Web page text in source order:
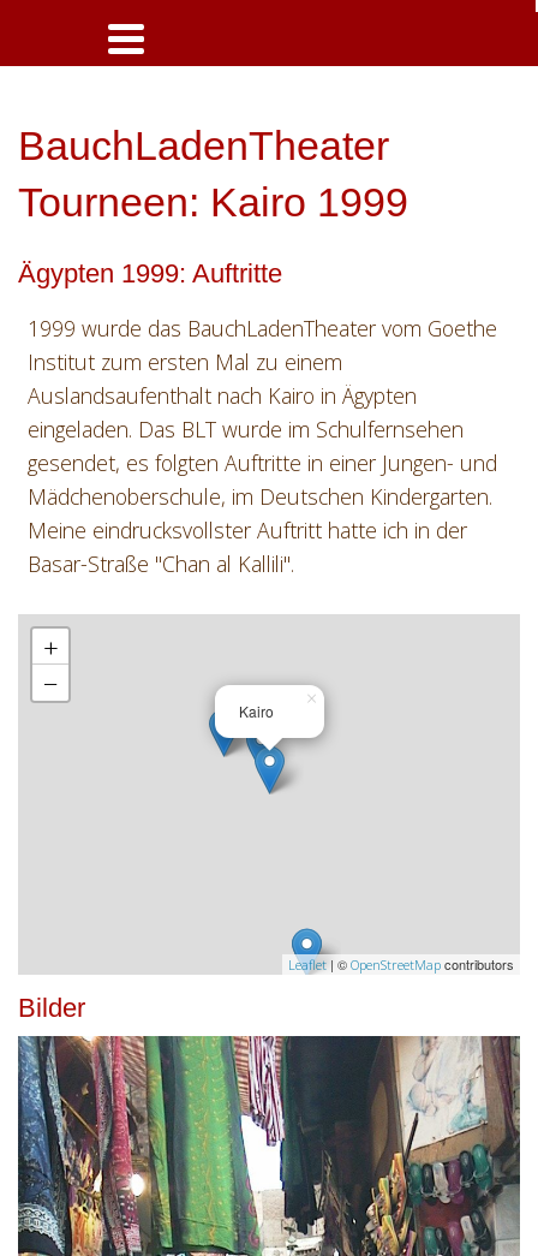
BauchLadenTheater
Tourneen: Kairo 1999
Ägypten 1999: Auftritte
1999 wurde das BauchLadenTheater vom Goethe
Institut zum ersten Mal zu einem
Auslandsaufenthalt nach Kairo in Ägypten
eingeladen. Das BLT wurde im Schulfernsehen
gesendet, es folgten Auftritte in einer Jungen- und
Mädchenoberschule, im Deutschen Kindergarten.
Meine eindrucksvollster Auftritt hatte ich in der
Basar-Straße "Chan al Kallili".
Kairo ×
+
−
Leaflet| © OpenStreetMapcontributors
Bilder